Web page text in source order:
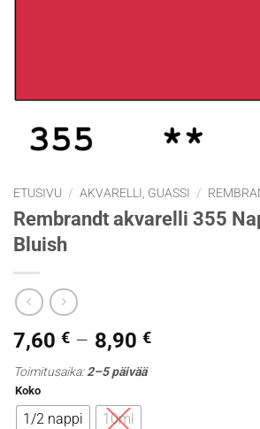
ETUSIVU / AKVARELLI, GUASSI /
Rembrandt akvarelli 355
Bluish
7,60 € – 8,90 €Hintaluokka:
Toimitusaika:2–5 päivää
Koko
1/2 nappi 10ml